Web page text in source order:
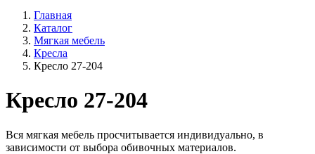
Главная
Каталог
Мягкая мебель
Кресла
Кресло 27-204
Кресло 27-204
Вся мягкая мебель просчитывается индивидуально, в
зависимости от выбора обивочных материалов.